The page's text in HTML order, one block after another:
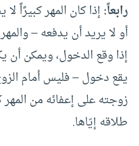
رابعاً:إذا كان المهر كبيرًاً
أو لا يريد أن يدفعه –
إذا وقع الدخول، ويمكن أن
يقع دخول – فليس أمام
زوجته على إعفائه من
طلاقه إيّاها.